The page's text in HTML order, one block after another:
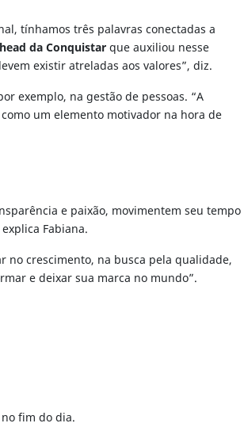
tínhamos três palavras conectadas a
da Conquistarque auxiliou nesse
existir atreladas aos valores”, diz.
exemplo, na gestão de pessoas. “A
um elemento motivador na hora de
e paixão, movimentem seu tempo
Fabiana.
no crescimento, na busca pela qualidade,
e deixar sua marca no mundo”.
fim do dia.